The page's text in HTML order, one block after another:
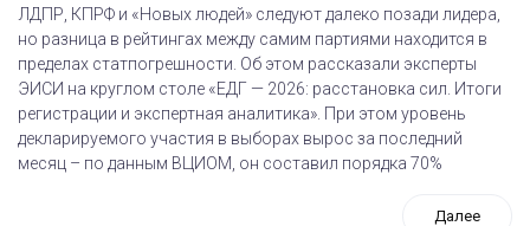
ЛДПР, КПРФ и «Новых людей» следуют далеко позади лидера,
но разница в рейтингах между самим партиями находится в
пределах статпогрешности. Об этом рассказали эксперты
ЭИСИ на круглом столе «ЕДГ — 2026: расстановка сил. Итоги
регистрации и экспертная аналитика». При этом уровень
декларируемого участия в выборах вырос за последний
месяц – по данным ВЦИОМ, он составил порядка 70%
Далее